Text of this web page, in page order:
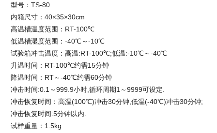
型号：TS-80
内箱尺寸：40×35×30cm
高温槽温度范围：RT-100℃
低温槽湿度范围：-40℃～-10℃
试验箱冲击温度：高温:RT-100℃;低温:-10℃～-40℃
升温时间：RT-100℃约需15分钟
降温时间：RT～-40℃约需60分钟
冲击时间:0.1～999.9小时,循环周期1～9999可设定.
冲击恢复时间：高温(100℃)冲击30分钟,低温(-40℃)冲击30分钟;
冲击恢复时间:5分钟以内.
试样重量：1.5kg